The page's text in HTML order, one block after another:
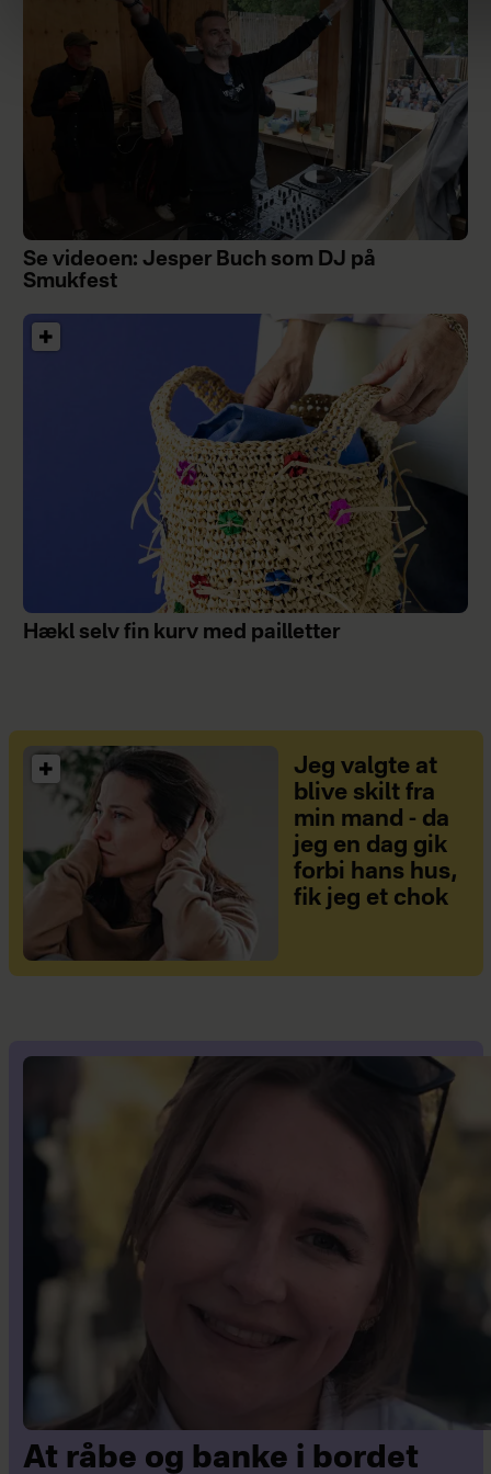
Se videoen: Jesper Buch som DJ på
Smukfest
Hækl selv fin kurv med pailletter
Jeg valgte at
blive skilt fra
min mand - da
jeg en dag gik
forbi hans hus,
fik jeg et chok
At råbe og banke i bordet